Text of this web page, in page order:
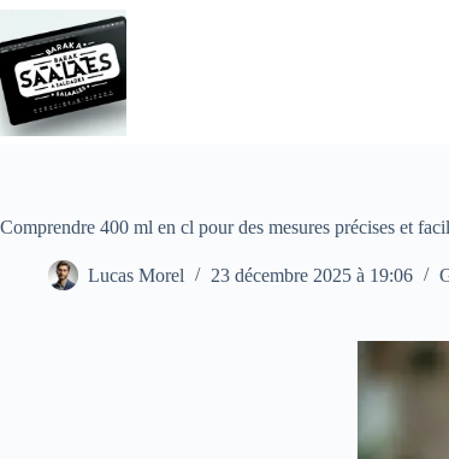
contenu
Comprendre 400 ml en cl pour des mesures précises et
Lucas Morel 23 décembre 2025 à 19:06